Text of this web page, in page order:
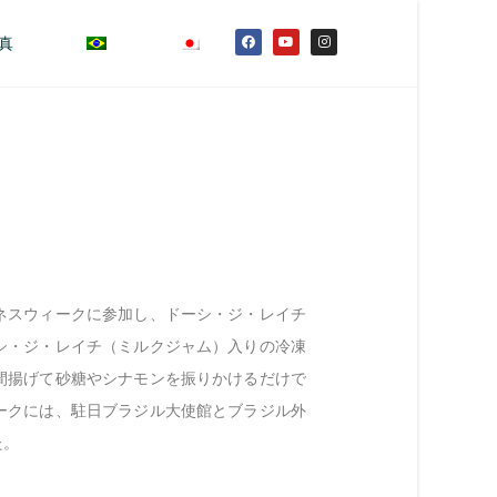
ウィークに参加し、ドーシ・ジ・レイチ
・ジ・レイチ（ミルクジャム）入りの冷凍
げて砂糖やシナモンを振りかけるだけで
には、駐日ブラジル大使館とブラジル外